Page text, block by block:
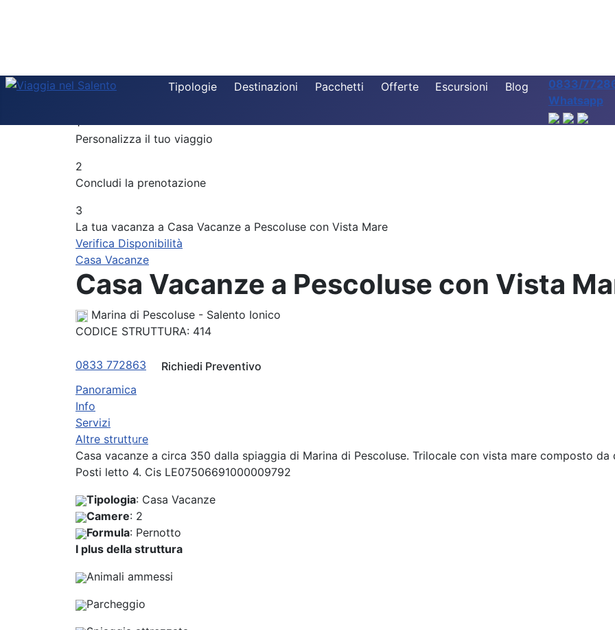
Tipologie Destinazioni Pacchetti Offerte Escursioni Blog
0833/
Whatsapp
Destinazione
Periodo
Componi la tua vacanza
1
Personalizza il tuo viaggio
2
Concludi la prenotazione
3
La tua vacanza a Casa Vacanze a Pescoluse con Vista Mare
Verifica Disponibilità
Casa Vacanze
Casa Vacanze a Pescoluse con Vista
Marina di Pescoluse - Salento Ionico
CODICE STRUTTURA: 414
0833 772863
Richiedi Preventivo
Panoramica
Info
Servizi
Altre strutture
Previous
Casa vacanze a circa 350 dalla spiaggia di Marina di Pescoluse. Trilocale con vista mare composto
Posti letto 4. Cis LE07506691000009792
Tipologia: Casa Vacanze
Camere: 2
Formula: Pernotto
I plus della struttura
Animali ammessi
Parcheggio